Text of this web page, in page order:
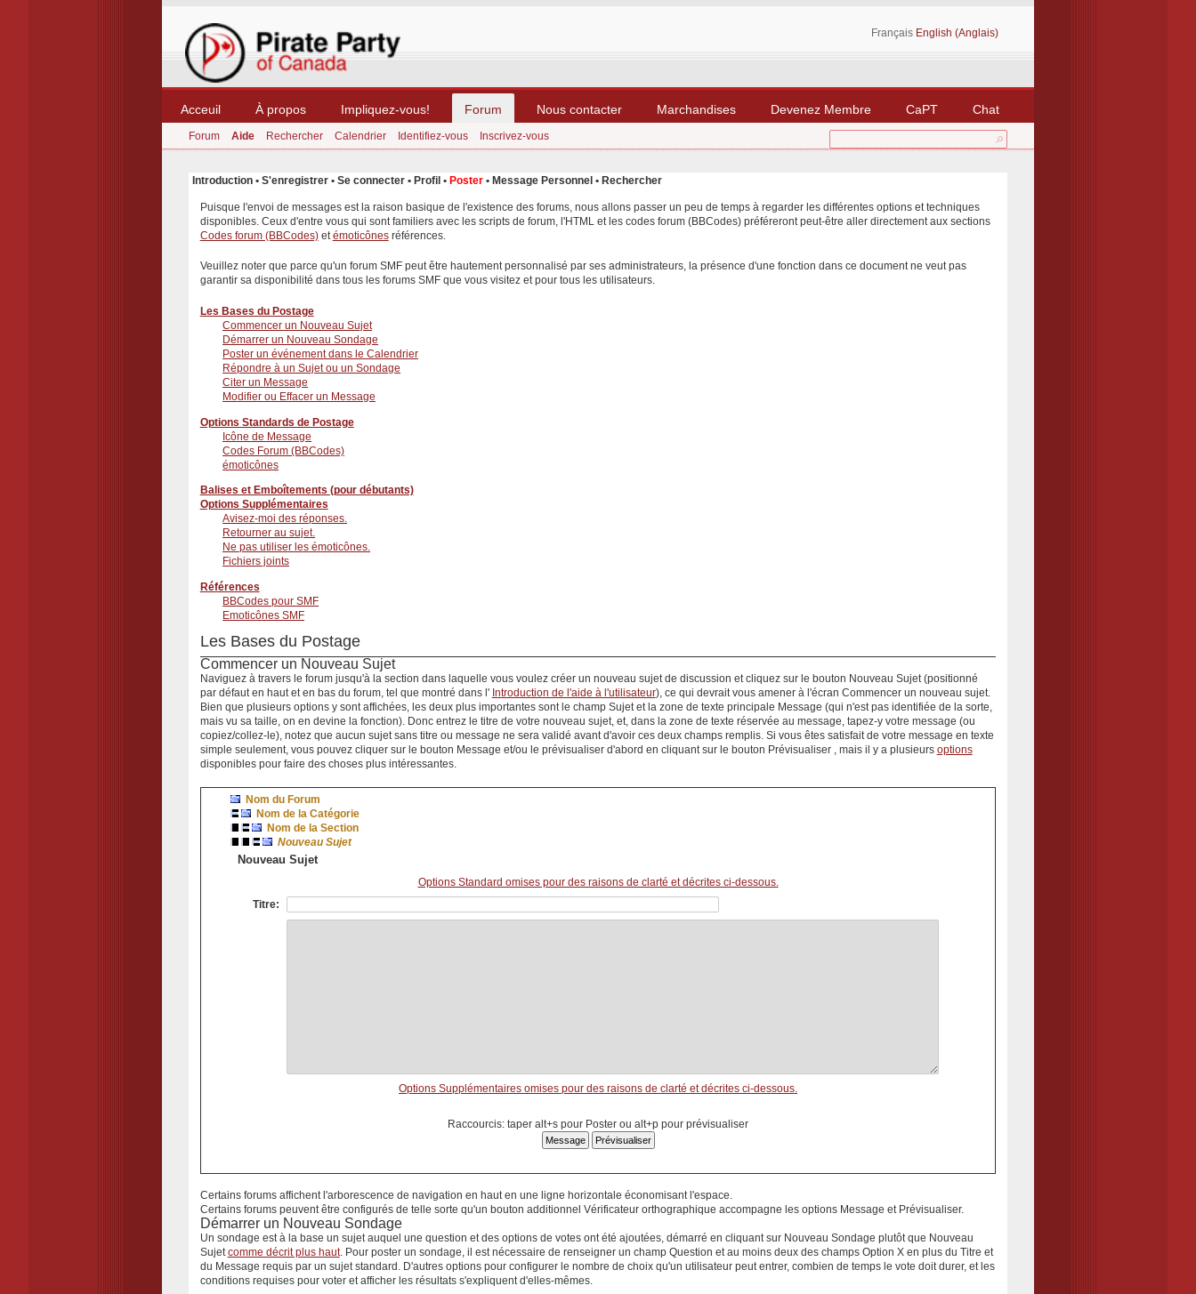
Français English (Anglais)
Acceuil À propos Impliquez-vous! Forum Nous contacter Marchandises Devenez Membre CaPT Chat
Forum Aide Rechercher Calendrier Identifiez-vous Inscrivez-vous
Introduction • S'enregistrer • Se connecter • Profil • Poster • Message Personnel • Rechercher
Puisque l'envoi de messages est la raison basique de l'existence des forums, nous allons passer un peu de temps à regarder les différentes options et techniques
disponibles. Ceux d'entre vous qui sont familiers avec les scripts de forum, l'HTML et les codes forum (BBCodes) préféreront peut-être aller directement aux sections
Codes forum (BBCodes)etémoticônesréférences.
Veuillez noter que parce qu'un forum SMF peut être hautement personnalisé par ses administrateurs, la présence d'une fonction dans ce document ne veut pas
garantir sa disponibilité dans tous les forums SMF que vous visitez et pour tous les utilisateurs.
Les Bases du Postage
Commencer un Nouveau Sujet
Démarrer un Nouveau Sondage
Poster un événement dans le Calendrier
Répondre à un Sujet ou un Sondage
Citer un Message
Modifier ou Effacer un Message
Options Standards de Postage
Icône de Message
Codes Forum (BBCodes)
émoticônes
Balises et Emboîtements (pour débutants)
Options Supplémentaires
Avisez-moi des réponses.
Retourner au sujet.
Ne pas utiliser les émoticônes.
Fichiers joints
Références
BBCodes pour SMF
Emoticônes SMF
Les Bases du Postage
Commencer un Nouveau Sujet
Naviguez à travers le forum jusqu'à la section dans laquelle vous voulez créer un nouveau sujet de discussion et cliquez sur le bouton Nouveau Sujet(positionné
par défaut en haut et en bas du forum, tel que montré dans l' Introduction de l'aide à l'utilisateur), ce qui devrait vous amener à l'écran Commencer un nouveau sujet.
Bien que plusieurs options y sont affichées, les deux plus importantes sont le champ Sujetet la zone de texte principale Message (qui n'est pas identifiée de la sorte,
mais vu sa taille, on en devine la fonction). Donc entrez le titre de votre nouveau sujet, et, dans la zone de texte réservée au message, tapez-y votre message (ou
copiez/collez-le), notez que aucun sujet sans titre ou message ne sera validé avant d'avoir ces deux champs remplis. Si vous êtes satisfait de votre message en texte
simple seulement, vous pouvez cliquer sur le bouton Message et/ou le prévisualiser d'abord en cliquant sur le bouton Prévisualiser, mais il y a plusieurs options
disponibles pour faire des choses plus intéressantes.
Nom du Forum
Nom de la Catégorie
Nom de la Section
Nouveau Sujet
Nouveau Sujet
Options Standard omises pour des raisons de clarté et décrites ci-dessous.
Titre:
Options Supplémentaires omises pour des raisons de clarté et décrites ci-dessous.
Raccourcis: taper alt+s pour Poster ou alt+p pour prévisualiser
Certains forums affichent l'arborescence de navigation en haut en une ligne horizontale économisant l'espace.
Certains forums peuvent être configurés de telle sorte qu'un bouton additionnel Vérificateur orthographique accompagne les options Message et Prévisualiser.
Démarrer un Nouveau Sondage
Un sondage est à la base un sujet auquel une question et des options de votes ont été ajoutées, démarré en cliquant sur Nouveau Sondage plutôt que Nouveau
Sujet comme décrit plus haut. Pour poster un sondage, il est nécessaire de renseigner un champ Question et au moins deux des champs Option Xen plus du Titre et
du Message requis par un sujet standard. D'autres options pour configurer le nombre de choix qu'un utilisateur peut entrer, combien de temps le vote doit durer, et les
conditions requises pour voter et afficher les résultats s'expliquent d'elles-mêmes.